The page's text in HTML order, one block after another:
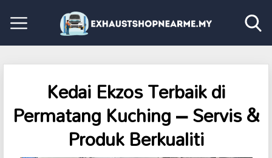
Kedai Ekzos Terbaik di
Permatang Kuching – Servis &
Produk Berkualiti